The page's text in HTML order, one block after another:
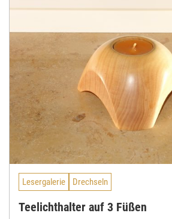
Lesergalerie Drechseln
Teelichthalter auf 3 Füßen